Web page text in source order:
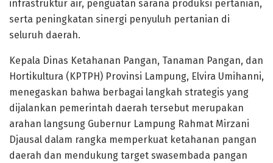
infrastruktur air, penguatan sarana produksi pertanian,
serta peningkatan sinergi penyuluh pertanian di
seluruh daerah.
Kepala Dinas Ketahanan Pangan, Tanaman Pangan, dan
Hortikultura (KPTPH) Provinsi Lampung, Elvira Umihanni,
menegaskan bahwa berbagai langkah strategis yang
dijalankan pemerintah daerah tersebut merupakan
arahan langsung Gubernur Lampung Rahmat Mirzani
Djausal dalam rangka memperkuat ketahanan pangan
daerah dan mendukung target swasembada pangan